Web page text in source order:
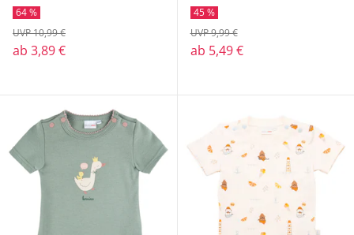
64 %
ab 3,89 €
UVP 10,99 €
45 %
ab 5,49 €
UVP 9,99 €